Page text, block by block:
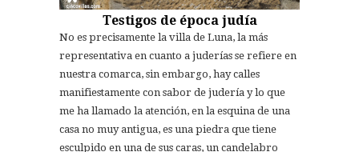
Testigos de época judía
No es precisamente la villa de Luna, la más
representativa en cuanto a juderías se refiere en
nuestra comarca, sin embargo, hay calles
manifiestamente con sabor de judería y lo que
me ha llamado la atención, en la esquina de una
casa no muy antigua, es una piedra que tiene
esculpido en una de sus caras, un candelabro